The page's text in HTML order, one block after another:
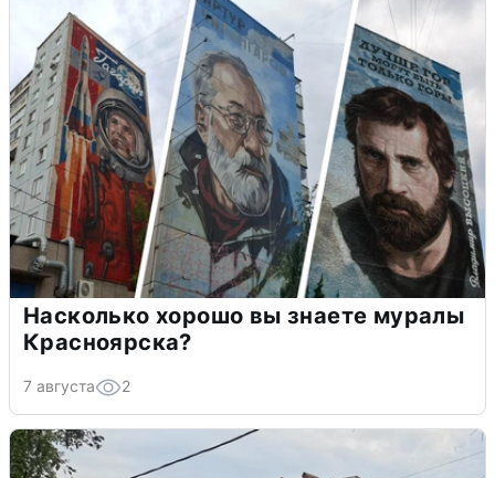
Насколько хорошо вы знаете муралы
Красноярска?
7 августа 2